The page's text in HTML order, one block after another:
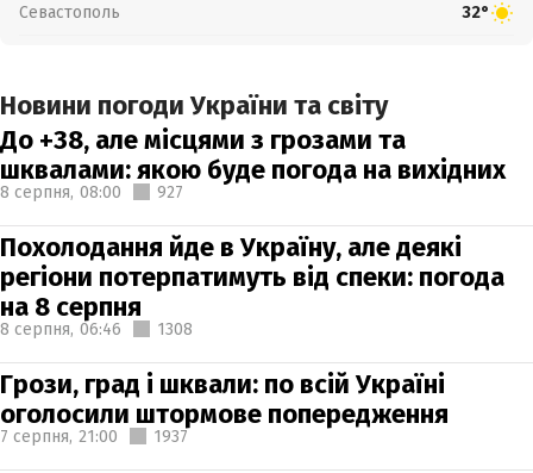
Севастополь 32°
Новини погоди України та світу
До +38, але місцями з грозами та
шквалами: якою буде погода на вихідних
8 серпня, 08:00 927
Похолодання йде в Україну, але деякі
регіони потерпатимуть від спеки: погода
на 8 серпня
8 серпня, 06:46 1308
Грози, град і шквали: по всій Україні
оголосили штормове попередження
7 серпня, 21:00 1937